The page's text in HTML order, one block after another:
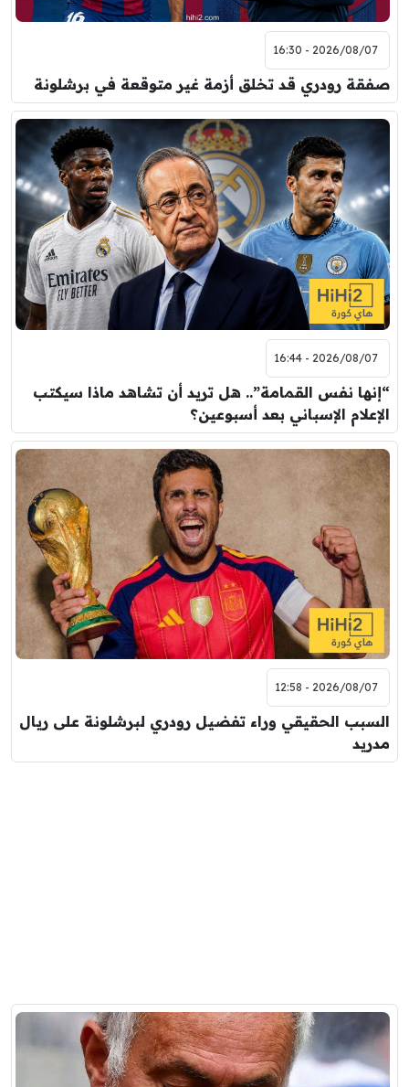
2026/08/07 - 16:30
صفقة رودري قد تخلق أزمة غير متوقعة في برشلونة
2026/08/07 - 16:44
“إنها نفس القمامة”.. هل تريد أن تشاهد ماذا سيكتب
الإعلام الإسباني بعد أسبوعين؟
2026/08/07 - 12:58
السبب الحقيقي وراء تفضيل رودري لبرشلونة على ريال
مدريد